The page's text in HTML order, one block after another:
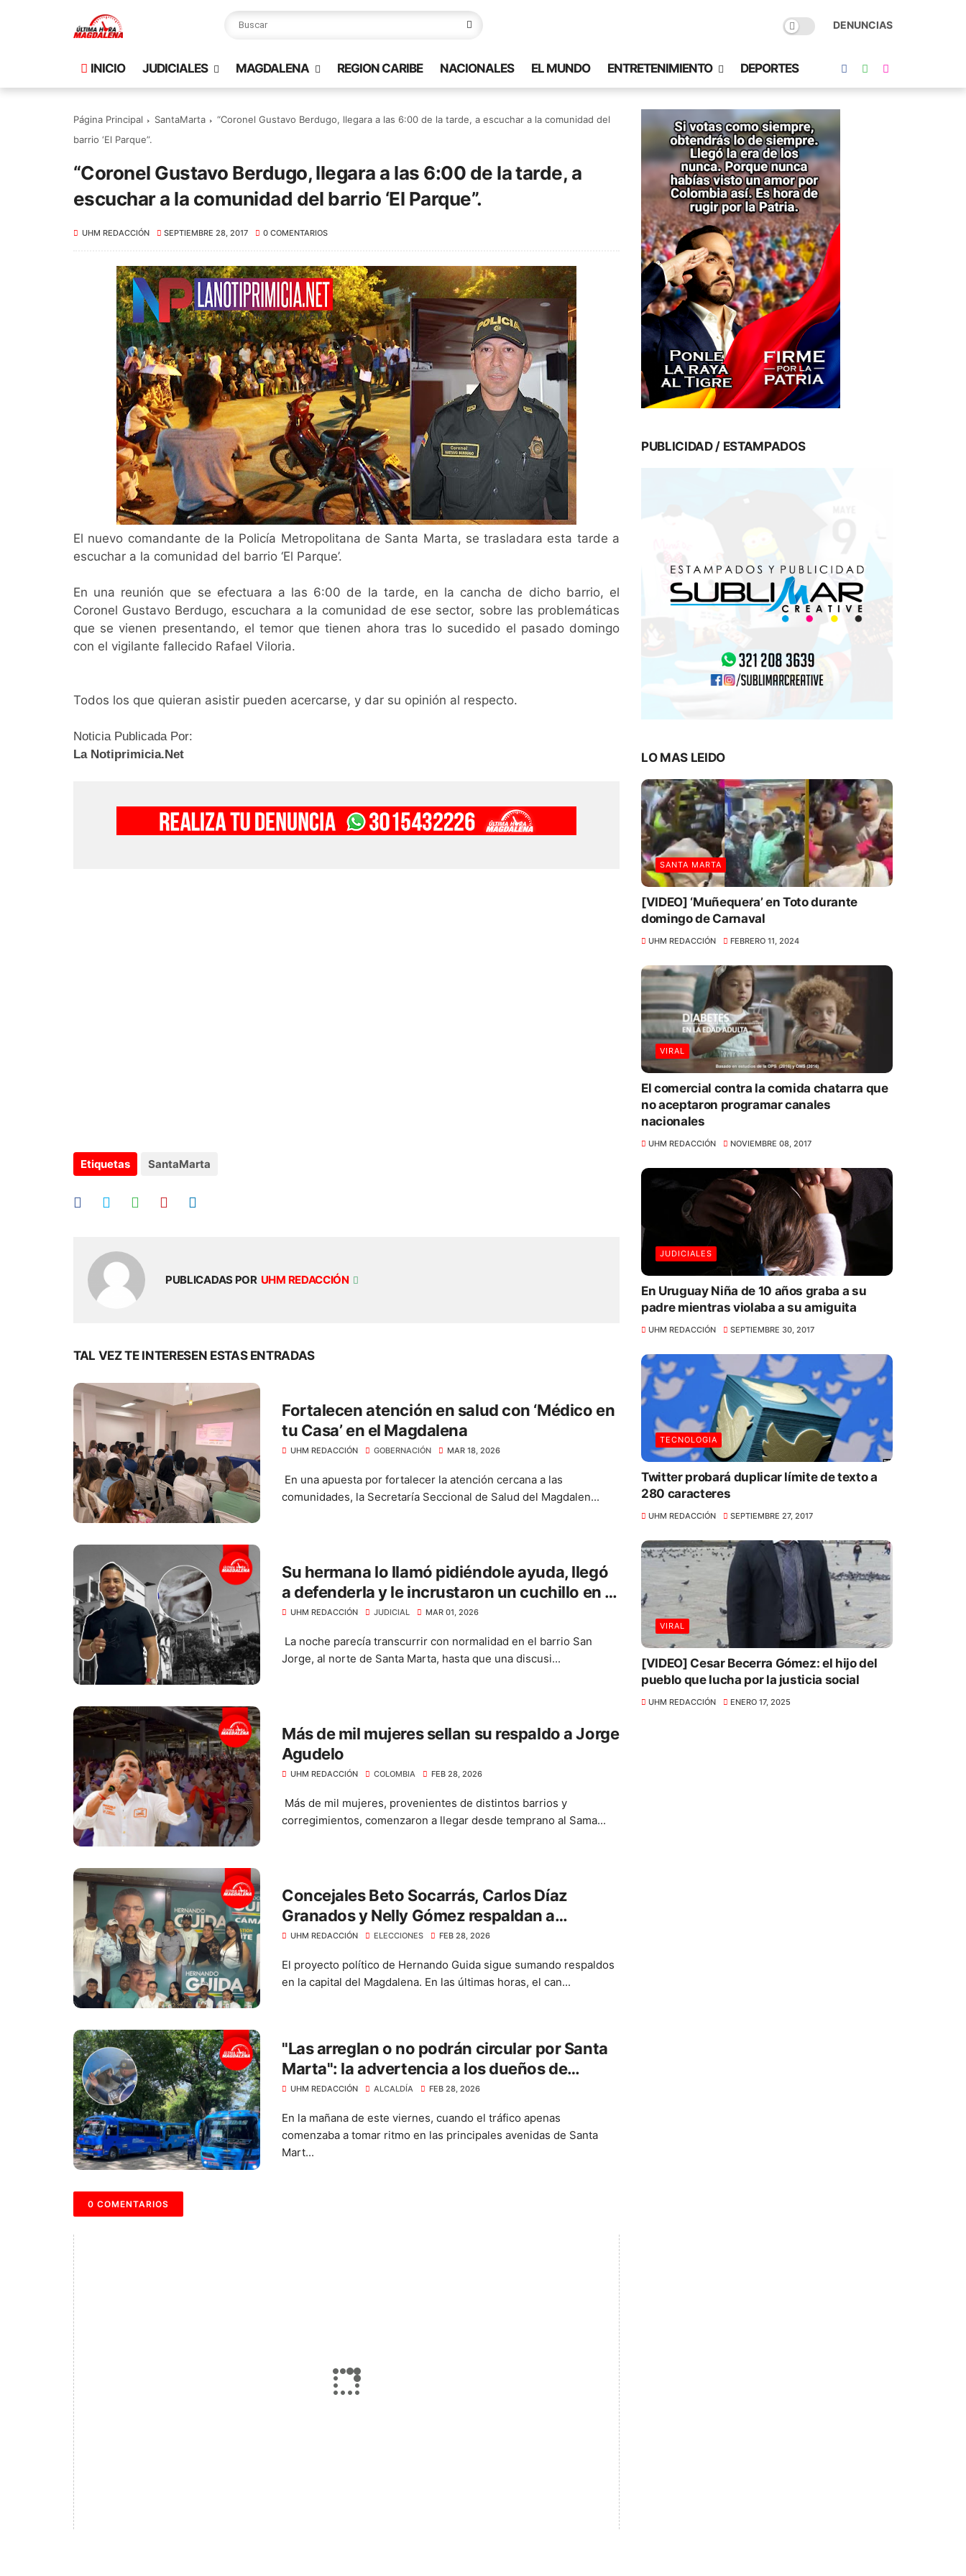
DENUNCIAS
INICIO JUDICIALES MAGDALENA REGION CARIBE NACIONALES EL MUNDO ENTRETENIMIENTO DEPORTES
Página Principal SantaMarta
“Coronel Gustavo Berdugo, llegara a las 6:00 de la tarde, a escuchar a la comunidad del
barrio ‘El Parque”.
“Coronel Gustavo Berdugo, llegara a las 6:00 de la tarde, a
escuchar a la comunidad del barrio ‘El Parque”.
UHM REDACCIÓN SEPTIEMBRE 28, 2017 0 COMENTARIOS
El nuevo comandante de la Policía Metropolitana de Santa Marta, se trasladara esta tarde a
escuchar a la comunidad del barrio ‘El Parque’.
En una reunión que se efectuara a las 6:00 de la tarde, en la cancha de dicho barrio, el
Coronel Gustavo Berdugo, escuchara a la comunidad de ese sector, sobre las problemáticas
que se vienen presentando, el temor que tienen ahora tras lo sucedido el pasado domingo
con el vigilante fallecido Rafael Viloria.
Todos los que quieran asistir pueden acercarse, y dar su opinión al respecto.
Noticia Publicada Por:
La Notiprimicia.Net
Etiquetas SantaMarta
PUBLICADAS POR UHM REDACCIÓN
TAL VEZ TE INTERESEN ESTAS ENTRADAS
Fortalecen atención en salud con ‘Médico en
tu Casa’ en el Magdalena
UHM REDACCIÓN GOBERNACIÓN MAR 18, 2026
En una apuesta por fortalecer la atención cercana a las
comunidades, la Secretaría Seccional de Salud del Magdalen...
Su hermana lo llamó pidiéndole ayuda, llegó
a defenderla y le incrustaron un cuchillo en el
ojo
UHM REDACCIÓN JUDICIAL MAR 01, 2026
La noche parecía transcurrir con normalidad en el barrio San
Jorge, al norte de Santa Marta, hasta que una discusi...
Más de mil mujeres sellan su respaldo a Jorge
Agudelo
UHM REDACCIÓN COLOMBIA FEB 28, 2026
Más de mil mujeres, provenientes de distintos barrios y
corregimientos, comenzaron a llegar desde temprano al Sama...
Concejales Beto Socarrás, Carlos Díaz
Granados y Nelly Gómez respaldan a
Hernando Guida
UHM REDACCIÓN ELECCIONES FEB 28, 2026
El proyecto político de Hernando Guida sigue sumando respaldos
en la capital del Magdalena. En las últimas horas, el can...
"Las arreglan o no podrán circular por Santa
Marta": la advertencia a los dueños de
busetas
UHM REDACCIÓN ALCALDÍA FEB 28, 2026
En la mañana de este viernes, cuando el tráfico apenas
comenzaba a tomar ritmo en las principales avenidas de Santa
Mart...
0 COMENTARIOS
PUBLICIDAD / ESTAMPADOS
LO MAS LEIDO
SANTA MARTA
[VIDEO] ‘Muñequera’ en Toto durante
domingo de Carnaval
UHM REDACCIÓN FEBRERO 11, 2024
VIRAL
El comercial contra la comida chatarra que
no aceptaron programar canales
nacionales
UHM REDACCIÓN NOVIEMBRE 08, 2017
JUDICIALES
En Uruguay Niña de 10 años graba a su
padre mientras violaba a su amiguita
UHM REDACCIÓN SEPTIEMBRE 30, 2017
TECNOLOGIA
Twitter probará duplicar límite de texto a
280 caracteres
UHM REDACCIÓN SEPTIEMBRE 27, 2017
VIRAL
[VIDEO] Cesar Becerra Gómez: el hijo del
pueblo que lucha por la justicia social
UHM REDACCIÓN ENERO 17, 2025